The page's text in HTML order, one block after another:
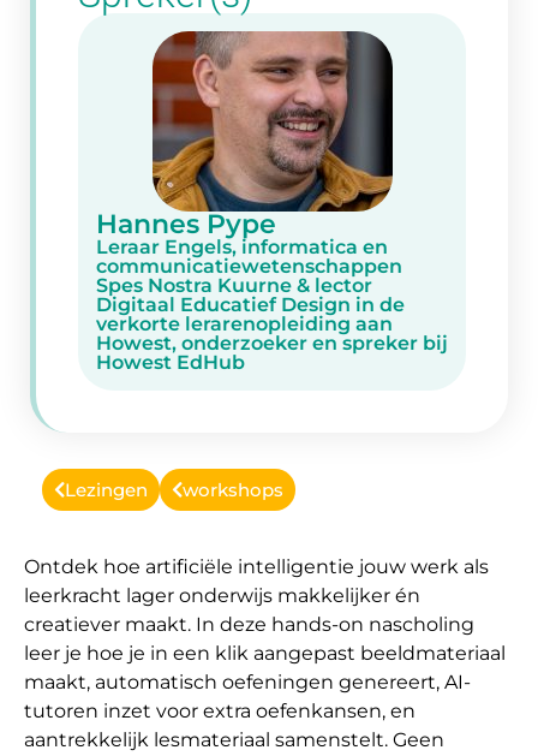
Hannes Pype
Leraar Engels, informatica en
communicatiewetenschappen
Spes Nostra Kuurne & lector
Digitaal Educatief Design in de
verkorte lerarenopleiding aan
Howest, onderzoeker en spreker bij
Howest EdHub
Lezingen workshops
Ontdek hoe artificiële intelligentie jouw werk als
leerkracht lager onderwijs makkelijker én
creatiever maakt. In deze hands-on nascholing
leer je hoe je in een klik aangepast beeldmateriaal
maakt, automatisch oefeningen genereert, AI-
tutoren inzet voor extra oefenkansen, en
aantrekkelijk lesmateriaal samenstelt. Geen